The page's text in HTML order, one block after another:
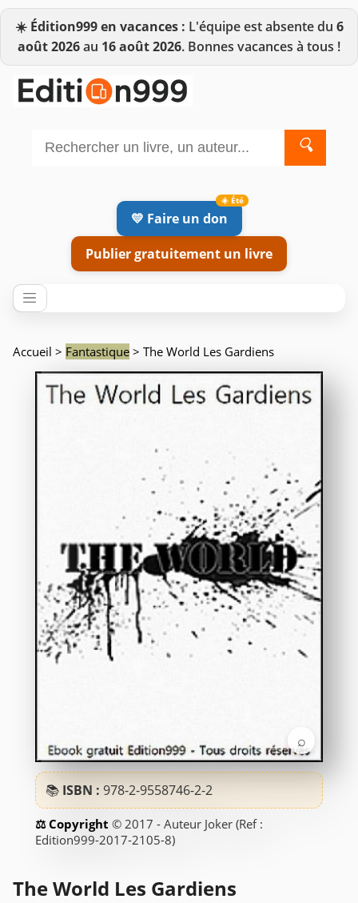
☀️ Édition999 en vacances : L'équipe est absente du 6
août 2026au 16 août 2026. Bonnes vacances à tous !
🔍
💛 Faire un don
Publier gratuitement un livre
Accueil > Fantastique > The World Les Gardiens
⌕
📚 ISBN : 978-2-9558746-2-2
© 2017 - Auteur Joker (Ref :
Edition999-2017-2105-8)
The World Les Gardiens